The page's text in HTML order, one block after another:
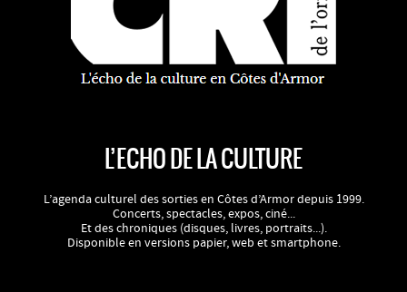
L’ECHO DE LA CULTURE
L’agenda culturel des sorties en Côtes d’Armor depuis 1999.
Concerts, spectacles, expos, ciné...
Et des chroniques (disques, livres, portraits...).
Disponible en versions papier, web et smartphone.